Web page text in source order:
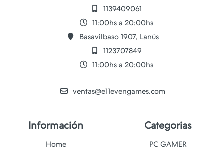
1139409061
11:00hs a 20:00hs
Basavilbaso 1907, Lanús
1123707849
11:00hs a 20:00hs
ventas@e11evengames.com
Información
Home
Categorias
PC GAMER